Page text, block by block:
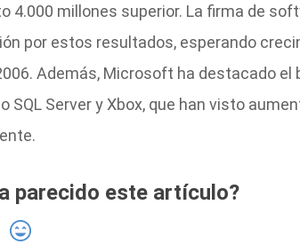
4.000 millones superior. La firma de
por estos resultados, esperando
Además, Microsoft ha destacado
SQL Server y Xbox, que han visto
parecido este artículo?